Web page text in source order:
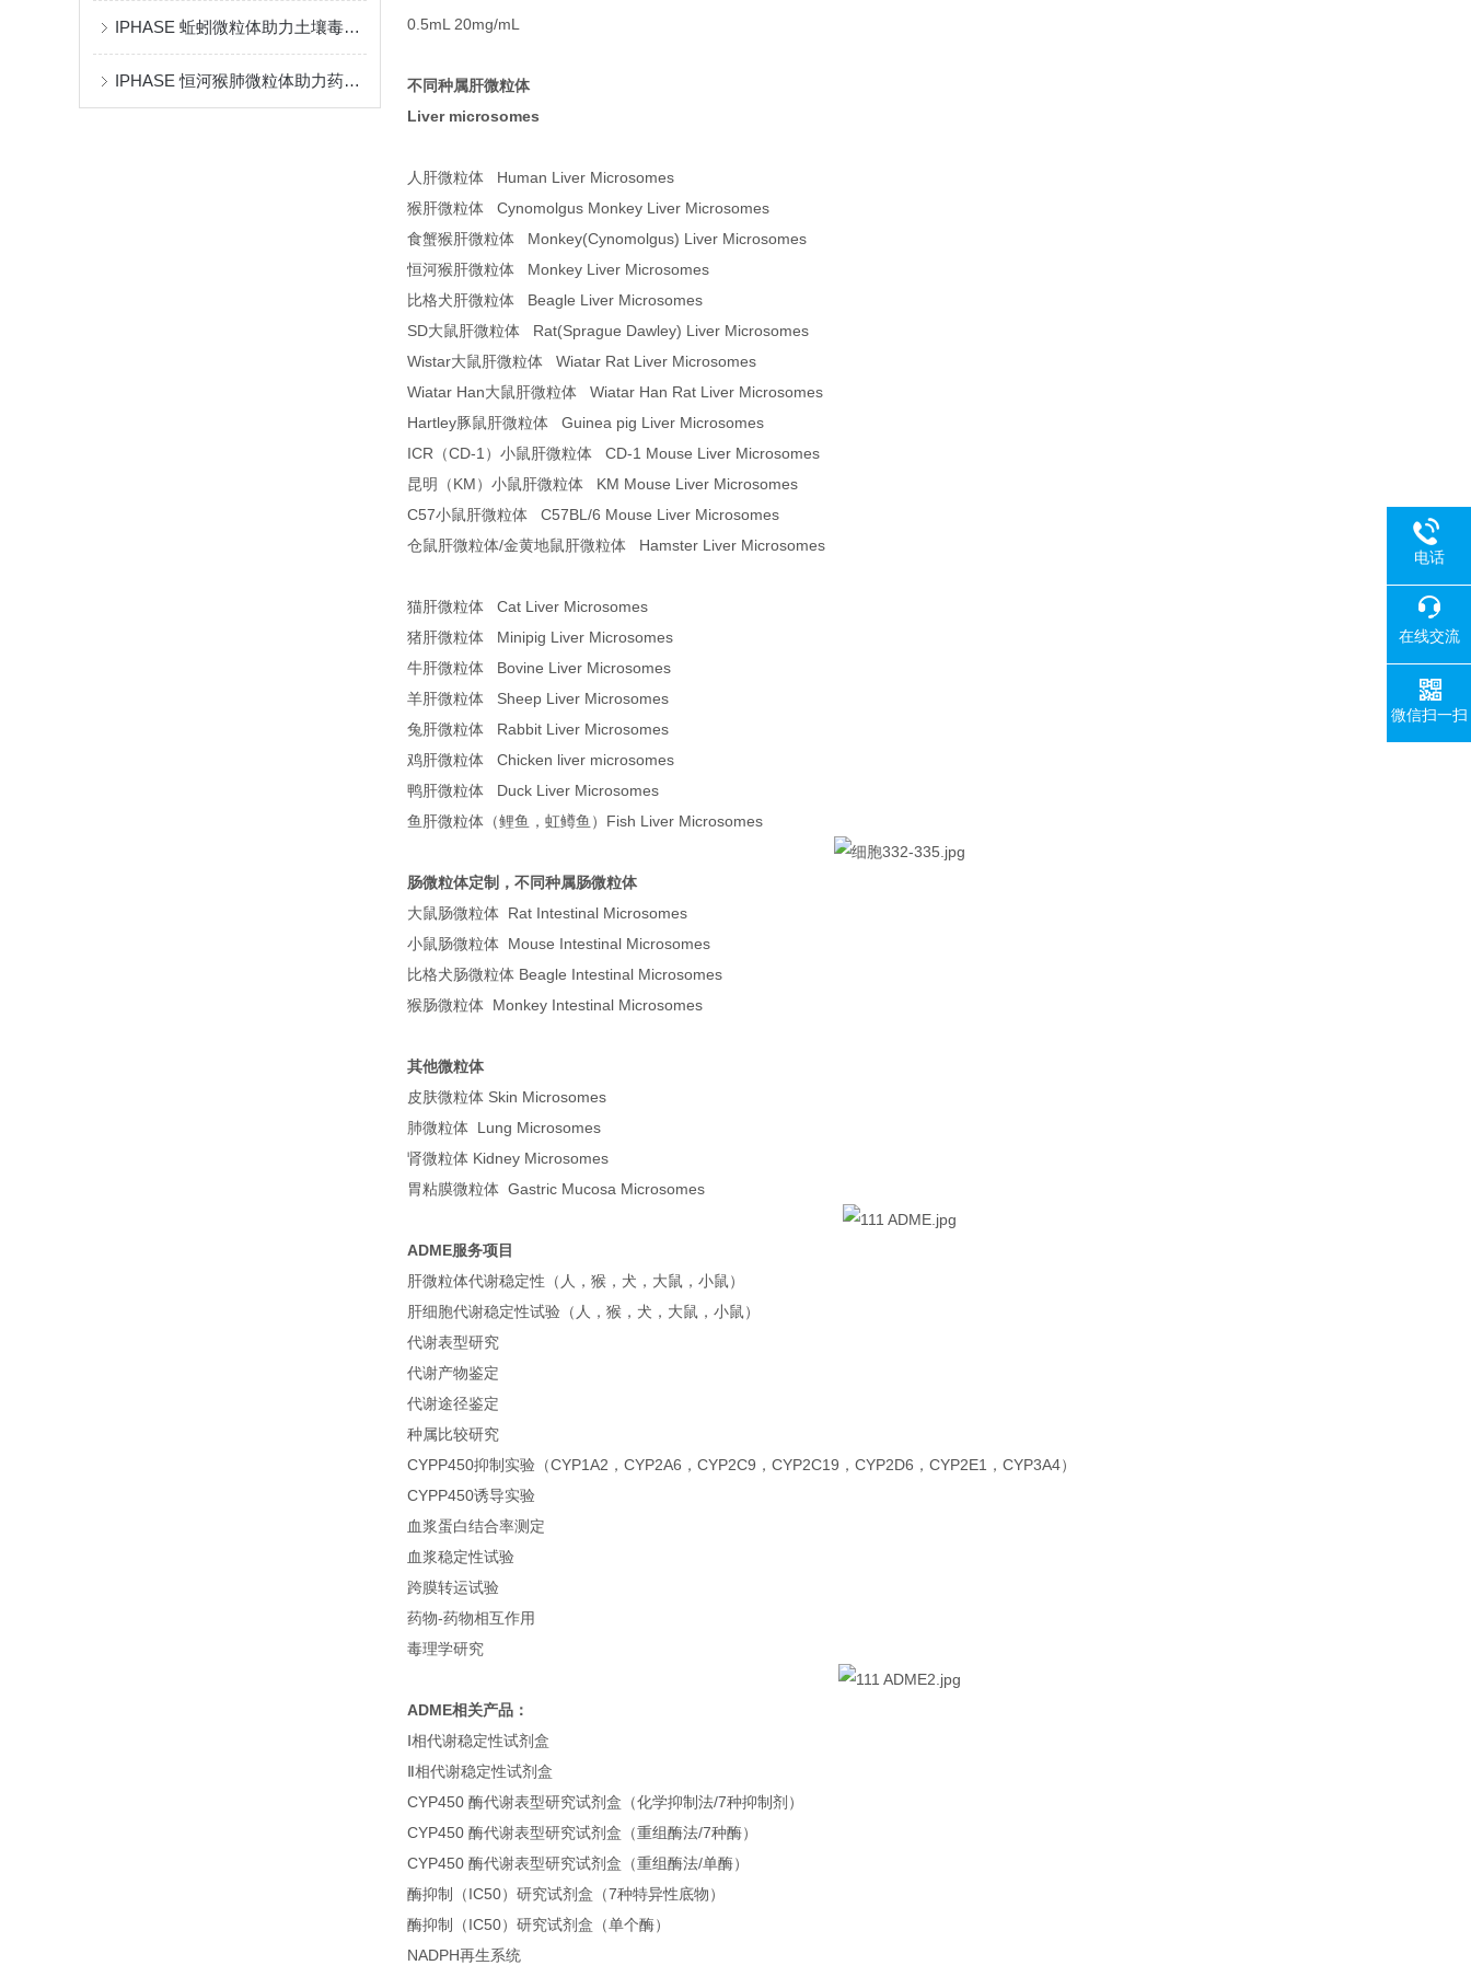
IPHASE 蚯蚓微粒体助力土壤毒素迁移代谢转化研究
IPHASE 恒河猴肺微粒体助力药物代谢研究
0.5mL 20mg/mL
不同种属肝微粒体
Liver microsomes
人肝微粒体 Human Liver Microsomes
猴肝微粒体 Cynomolgus Monkey Liver Microsomes
食蟹猴肝微粒体 Monkey(Cynomolgus) Liver Microsomes
恒河猴肝微粒体 Monkey Liver Microsomes
比格犬肝微粒体 Beagle Liver Microsomes
SD大鼠肝微粒体 Rat(Sprague Dawley) Liver Microsomes
Wistar大鼠肝微粒体 Wiatar Rat Liver Microsomes
Wiatar Han大鼠肝微粒体 Wiatar Han Rat Liver Microsomes
Hartley豚鼠肝微粒体 Guinea pig Liver Microsomes
ICR（CD-1）小鼠肝微粒体 CD-1 Mouse Liver Microsomes
昆明（KM）小鼠肝微粒体 KM Mouse Liver Microsomes
C57小鼠肝微粒体 C57BL/6 Mouse Liver Microsomes
仓鼠肝微粒体/金黄地鼠肝微粒体 Hamster Liver Microsomes
猫肝微粒体 Cat Liver Microsomes
猪肝微粒体 Minipig Liver Microsomes
牛肝微粒体 Bovine Liver Microsomes
羊肝微粒体 Sheep Liver Microsomes
兔肝微粒体 Rabbit Liver Microsomes
鸡肝微粒体 Chicken liver microsomes
鸭肝微粒体 Duck Liver Microsomes
鱼肝微粒体（鲤鱼，虹鳟鱼）Fish Liver Microsomes
肠微粒体定制，不同种属肠微粒体
大鼠肠微粒体 Rat Intestinal Microsomes
小鼠肠微粒体 Mouse Intestinal Microsomes
比格犬肠微粒体 Beagle Intestinal Microsomes
猴肠微粒体 Monkey Intestinal Microsomes
其他微粒体
皮肤微粒体 Skin Microsomes
肺微粒体 Lung Microsomes
肾微粒体 Kidney Microsomes
胃粘膜微粒体 Gastric Mucosa Microsomes
ADME服务项目
肝微粒体代谢稳定性（人，猴，犬，大鼠，小鼠）
肝细胞代谢稳定性试验（人，猴，犬，大鼠，小鼠）
代谢表型研究
代谢产物鉴定
代谢途径鉴定
种属比较研究
CYPP450抑制实验（CYP1A2，CYP2A6，CYP2C9，CYP2C19，CYP2D6，CYP2E1，CYP3A4）
CYPP450诱导实验
血浆蛋白结合率测定
血浆稳定性试验
跨膜转运试验
药物-药物相互作用
毒理学研究
ADME相关产品：
Ⅰ相代谢稳定性试剂盒
Ⅱ相代谢稳定性试剂盒
CYP450 酶代谢表型研究试剂盒（化学抑制法/7种抑制剂）
CYP450 酶代谢表型研究试剂盒（重组酶法/7种酶）
CYP450 酶代谢表型研究试剂盒（重组酶法/单酶）
酶抑制（IC50）研究试剂盒（7种特异性底物）
酶抑制（IC50）研究试剂盒（单个酶）
NADPH再生系统
电话
在线交流
微信扫一扫